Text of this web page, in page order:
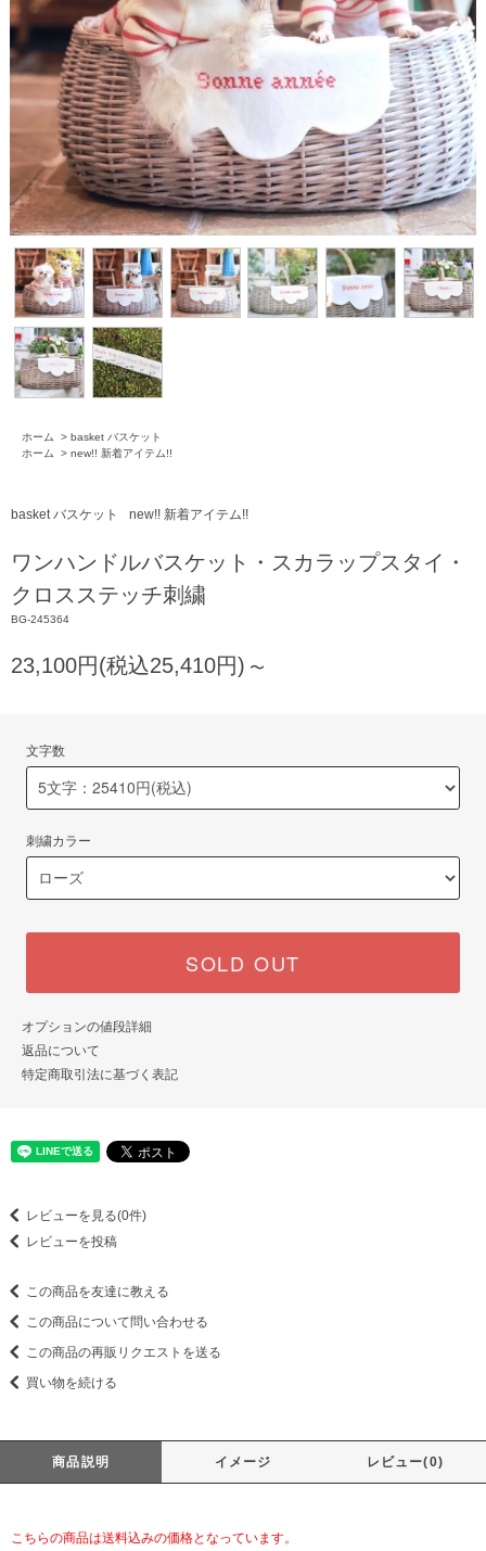
ホーム > basket バスケット
ホーム
> new!! 新着アイテム!!
basket バスケット new!! 新着アイテム!!
ワンハンドルバスケット・スカラップスタイ・
クロスステッチ刺繍
BG-245364
23,100円(税込25,410円) 〜
文字数
刺繍カラー
SOLD OUT
オプションの値段詳細
返品について
特定商取引法に基づく表記
レビューを見る(0件)
レビューを投稿
この商品を友達に教える
この商品について問い合わせる
この商品の再販リクエストを送る
買い物を続ける
商品説明 イメージ レビュー(0)
こちらの商品は送料込みの価格となっています。